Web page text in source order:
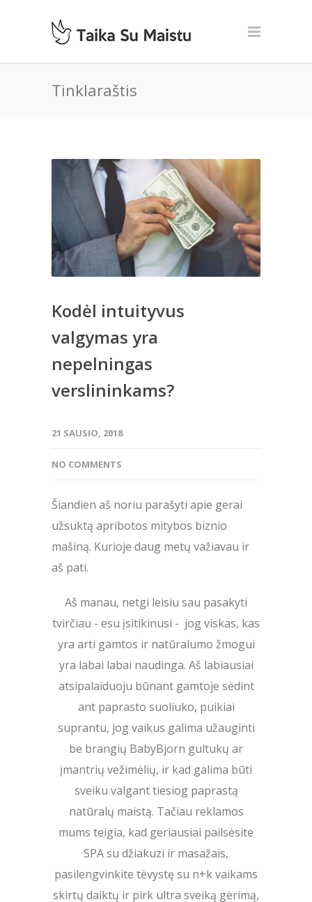
Tinklaraštis
Kodėl intuityvus
valgymas yra
nepelningas
verslininkams?
21 SAUSIO, 2018
NO COMMENTS
Šiandien aš noriu parašyti apie gerai
užsuktą apribotos mitybos biznio
mašiną. Kurioje daug metų važiavau ir
aš pati.
Aš manau, netgi leisiu sau pasakyti
tvirčiau - esu įsitikinusi - jog viskas, kas
yra arti gamtos ir natūralumo žmogui
yra labai labai naudinga. Aš labiausiai
atsipalaiduoju būnant gamtoje sėdint
ant paprasto suoliuko, puikiai
suprantu, jog vaikus galima užauginti
be brangių BabyBjorn gultukų ar
įmantrių vežimėlių, ir kad galima būti
sveiku valgant tiesiog paprastą
natūralų maistą. Tačiau reklamos
mums teigia, kad geriausiai pailsėsite
SPA su džiakuzi ir masažais,
pasilengvinkite tėvystę su n+k vaikams
skirtų daiktų ir pirk ultra sveiką gėrimą,